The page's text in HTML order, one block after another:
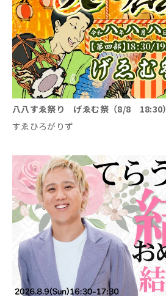
八八すゑ祭り げゑむ祭（8/8 18:30）
すゑひろがりず